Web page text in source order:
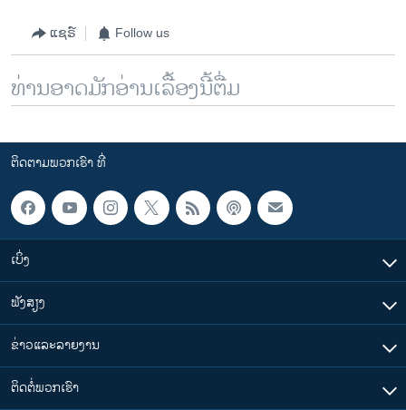
ແຊຣ໌ Follow us
ທ່ານອາດມັກອ່ານເລື້ອງນີ້ຕື່ມ
ຕິດຕາມພວກເຮົາ ທີ່
ເບິ່ງ
ຟັງສຽງ
ຂ່າວແລະລາຍງານ
ຕິດຕໍ່ພວກເຮົາ